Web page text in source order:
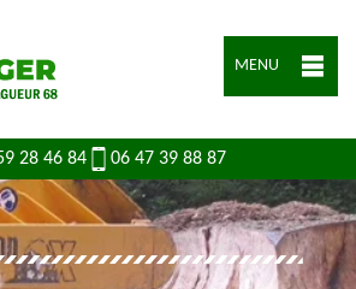
MENU
28 46 84 06 47 39 88 87